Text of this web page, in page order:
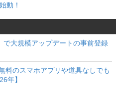
動！
で大規模アップデートの事前登録
料のスマホアプリや道具なしでも
年】